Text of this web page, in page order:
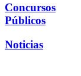
Concursos
Públicos
Noticias